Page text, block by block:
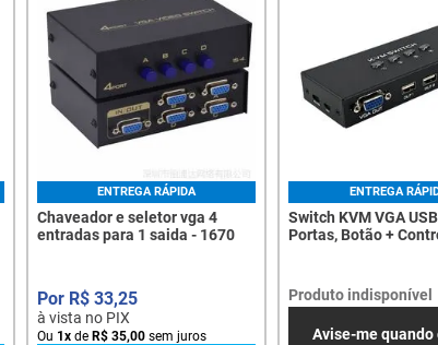
ENTREGA RÁPIDA
Chaveador e seletor vga 4
entradas para 1 saida - 1670
R$ 33,25
à vista no PIX
Ou 1xde R$ 35,00sem juros
ENTREGA
Switch KVM VGA
Portas, Botão +
Produto indisponível
Avise-me quando